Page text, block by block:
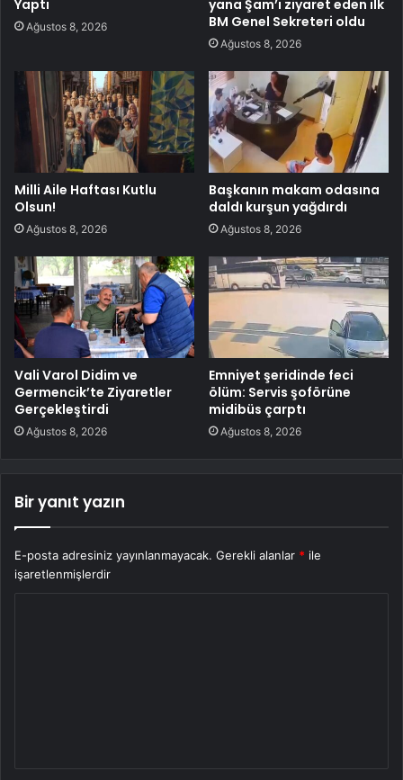
Yaptı
Ağustos 8, 2026
yana Şam’ı ziyaret eden ilk
BM Genel Sekreteri oldu
Ağustos 8, 2026
Milli Aile Haftası Kutlu
Olsun!
Ağustos 8, 2026
Başkanın makam odasına
daldı kurşun yağdırdı
Ağustos 8, 2026
Vali Varol Didim ve
Germencik’te Ziyaretler
Gerçekleştirdi
Ağustos 8, 2026
Emniyet şeridinde feci
ölüm: Servis şoförüne
midibüs çarptı
Ağustos 8, 2026
Bir yanıt yazın
E-posta adresiniz yayınlanmayacak. Gerekli alanlar * ile
işaretlenmişlerdir